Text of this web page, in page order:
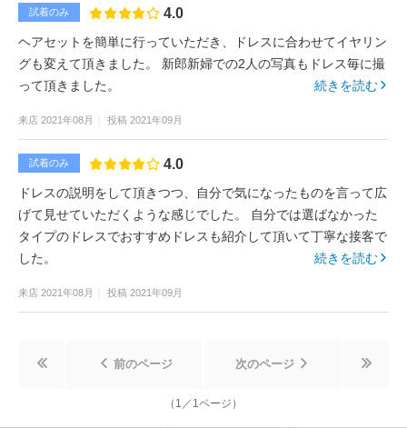
試着のみ 4.0
ヘアセットを簡単に行っていただき、ドレスに合わせてイヤリン
グも変えて頂きました。 新郎新婦での2人の写真もドレス毎に撮
って頂きました。
続きを読む
来店 2021年08月 投稿 2021年09月
試着のみ 4.0
ドレスの説明をして頂きつつ、自分で気になったものを言って広
げて見せていただくような感じでした。 自分では選ばなかった
タイプのドレスでおすすめドレスも紹介して頂いて丁寧な接客で
した。
続きを読む
来店 2021年08月 投稿 2021年09月
前のページ 次のページ
（ 1 ／ 1ページ）